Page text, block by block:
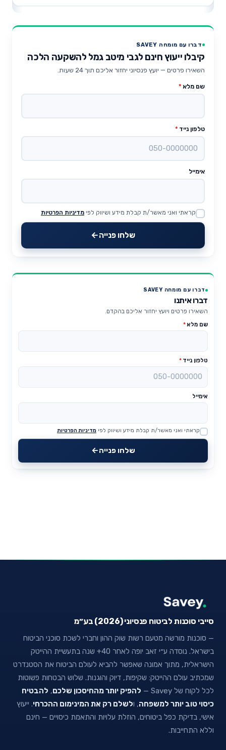
דברו עם מומחה SAVEY
קיבלו ייעוץ חינם לגבי מיטב גמל להשקעה הלכה
השאירו פרטים — יועץ פנסיוני יחזור אליכם תוך 24 שעות.
שם מלא *
טלפון נייד *
אימייל
Website
קראתי ואני מאשר/ת קבלת מידע ושיווק לפי מדיניות הפרטיות
שלחו פנייה
דברו עם מומחה SAVEY
דברו איתנו
השאירו פרטים ויועץ יחזור אליכם בהקדם.
שם מלא*
טלפון נייד *
אימייל
Website
קראתי ואני מאשר/ת קבלת מידע ושיווק לפי מדיניות הפרטיות
שלחו פנייה
סייבי סוכנות לביטוח פנסיוני (2026) בע״מ
— סוכנות מורשה מטעם רשות שוק ההון וחברי לשכת סוכני הביטוח
בישראל. נוסדה ע״י זאב יופה לאחר 40+ שנה בתעשיית ההייטק
הישראלית, מתוך אמונה שאפשר להביא לעולם הביטוח את הסטנדרט
שמכתיב עולם ההייטק: שקיפות, דיוק והוגנות. שלוש הבטחות פשוטות
לכל לקוח של Savey —
להפיק יותר מהחיסכון שלכם, להבטיח
כיסוי טוב יותר למשפחה, ולשלם רק את המינימום ההכרחי. ייעוץ
אישי, בדיקת כפל ביטוחים, הוזלת עלויות והתאמת כיסויים — חינם
וללא התחייבות.